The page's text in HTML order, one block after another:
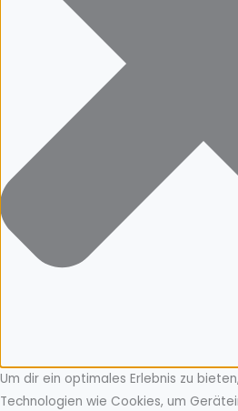
Um dir ein optimales Erlebnis zu
Technologien wie Cookies, um